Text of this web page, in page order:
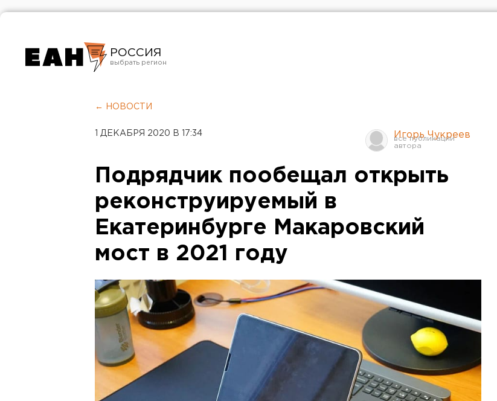
РОССИЯ
Челябинск
← НОВОСТИ
1 ДЕКАБРЯ 2020 В 17:34 Игорь Чукреев
Подрядчик пообещал открыть
реконструируемый в
Екатеринбурге Макаровский
мост в 2021 году